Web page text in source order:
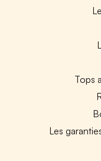
Tops
Les